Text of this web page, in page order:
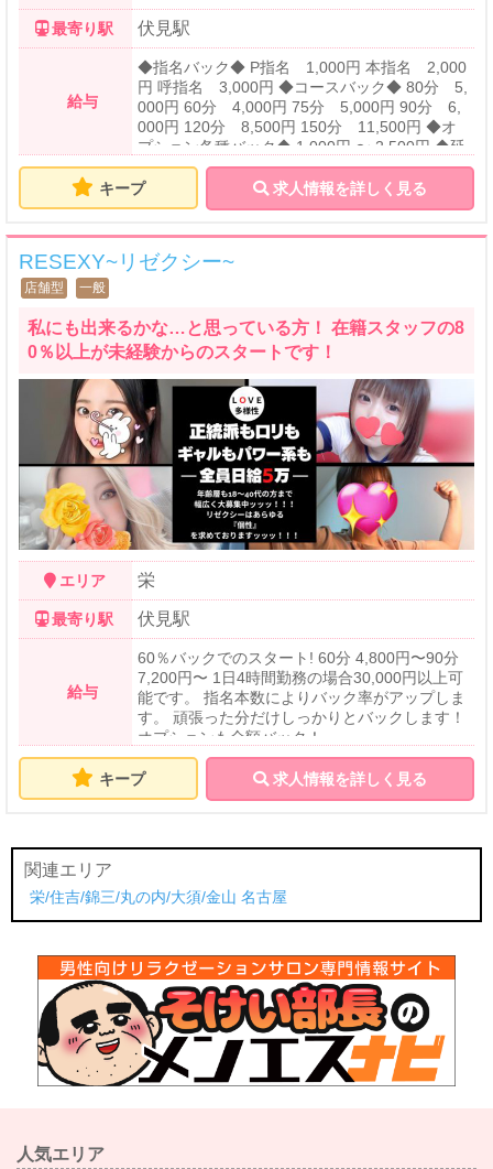
最寄り駅 伏見駅
給与
◆指名バック◆ P指名 1,000円 本指名 2,000
円 呼指名 3,000円 ◆コースバック◆ 80分 5,
000円 60分 4,000円 75分 5,000円 90分 6,
000円 120分 8,500円 150分 11,500円 ◆オ
プション各種バック◆ 1,000円 〜 2,500円 ◆延
長30分バック◆ 3,000円
キープ
求人情報を詳しく見る
RESEXY~リゼクシー~
店舗型 一般
私にも出来るかな…と思っている方！ 在籍スタッフの8
0％以上が未経験からのスタートです！
エリア 栄
最寄り駅 伏見駅
給与
60％バックでのスタート! 60分 4,800円〜90分
7,200円〜 1日4時間勤務の場合30,000円以上可
能です。 指名本数によりバック率がアップしま
す。 頑張った分だけしっかりとバックします！
オプションも全額バック！
キープ 求人情報を詳しく見る
関連エリア
栄/住吉/錦三/丸の内/大須/金山 名古屋
人気エリア